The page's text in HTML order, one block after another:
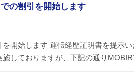
の割引を開始します
開始します 運転経歴証明書を提示
施しておりますが、下記の通り